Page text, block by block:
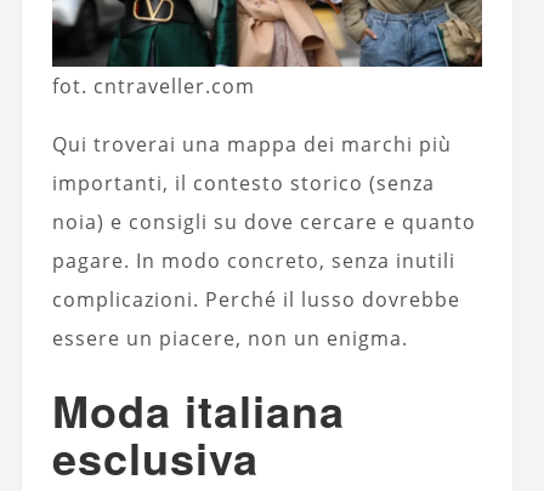
fot. cntraveller.com
Qui troverai una mappa dei marchi più
importanti, il contesto storico (senza
noia) e consigli su dove cercare e quanto
pagare. In modo concreto, senza inutili
complicazioni. Perché il lusso dovrebbe
essere un piacere, non un enigma.
Moda italiana
esclusiva